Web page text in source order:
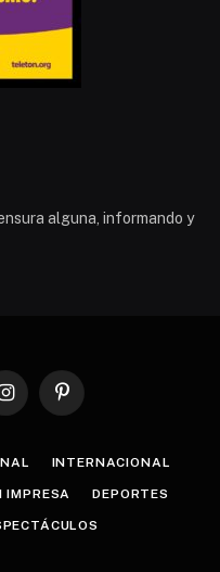
alguna, informando y
InstagramPinterest
INTERNACIONAL
IMPRESA DEPORTES